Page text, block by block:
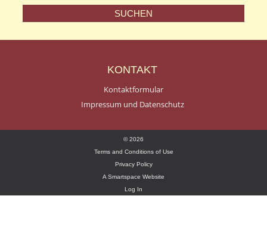
KONTAKT
Kontaktformular
Impressum und Datenschutz
© 2026
Terms and Conditions of Use
Privacy Policy
A Smartspace Website
Log In